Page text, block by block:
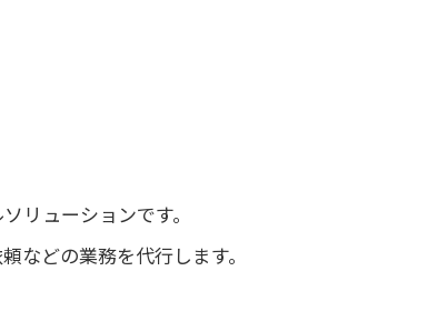
リューションです。
などの業務を代行します。